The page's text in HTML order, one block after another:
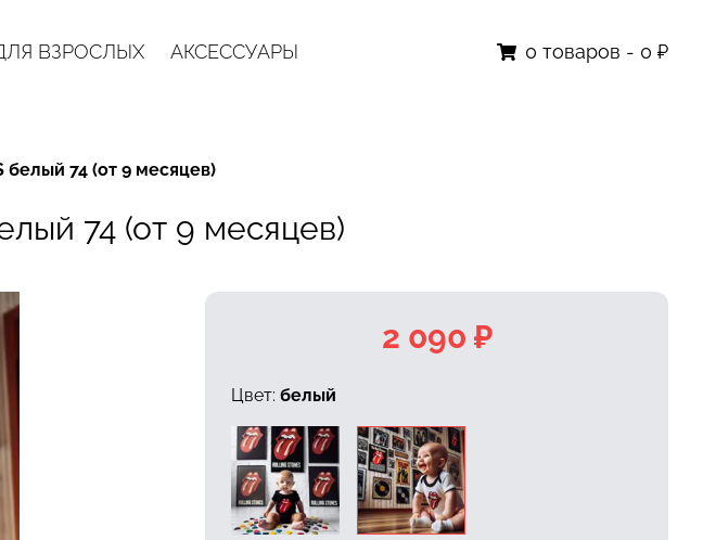
ВЗРОСЛЫХ АКСЕССУАРЫ 0 товаров - 0 ₽
белый 74 (от 9 месяцев)
74 (от 9 месяцев)
2 090 ₽
Цвет:белый